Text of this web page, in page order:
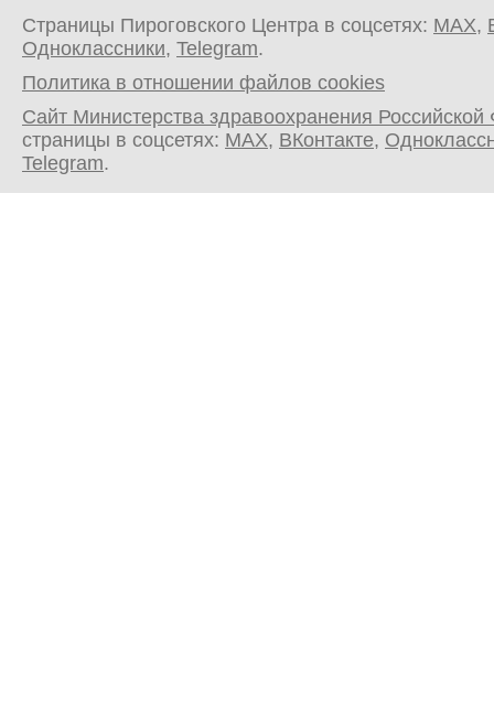
Страницы Пироговского Центра в соцсетях: MAX,
Одноклассники, Telegram.
Политика в отношении файлов cookies
Сайт Министерства здравоохранения
страницы в соцсетях: MAX, ВКонтакте,
Telegram.